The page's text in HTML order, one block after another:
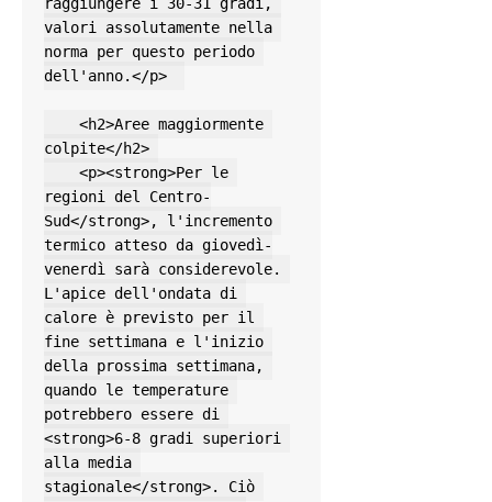
valori assolutamente nella
norma per questo periodo
dell'anno.</p>
colpite</h2>
regioni del Centro-
Sud</strong>, l'incremento
termico atteso da giovedì-
venerdì sarà considerevole.
L'apice dell'ondata di
calore è previsto per il
fine settimana e l'inizio
della prossima settimana,
quando le temperature
potrebbero essere di
<strong>6-8 gradi superiori
alla media
stagionale</strong>. Ciò